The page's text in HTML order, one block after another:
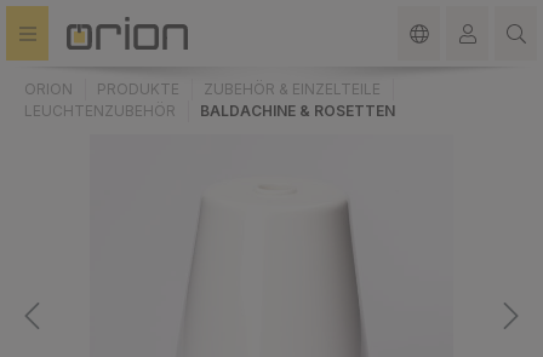
springen
ORION PRODUKTE
ZUBEHÖR & EINZELTEILE
LEUCHTENZUBEHÖR
BALDACHINE & ROSETTEN